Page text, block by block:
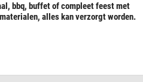
bbq, buffet of compleet feest met
alles kan verzorgt worden.